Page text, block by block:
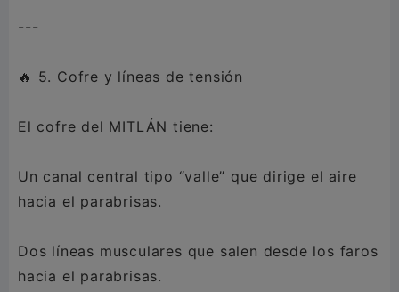
---
🔥 5. Cofre y líneas de tensión
El cofre del MITLÁN tiene:
Un canal central tipo “valle” que dirige el aire
hacia el parabrisas.
Dos líneas musculares que salen desde los faros
hacia el parabrisas.